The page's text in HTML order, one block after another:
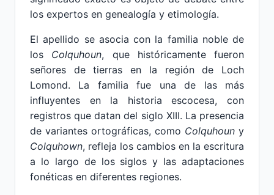
los expertos en genealogía y etimología.
El apellido se asocia con la familia noble de
los Colquhoun, que históricamente fueron
señores de tierras en la región de Loch
Lomond. La familia fue una de las más
influyentes en la historia escocesa, con
registros que datan del siglo XIII. La presencia
de variantes ortográficas, como Colquhoun y
Colquhown, refleja los cambios en la escritura
a lo largo de los siglos y las adaptaciones
fonéticas en diferentes regiones.